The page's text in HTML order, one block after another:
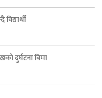
दुर्घटना बिमा